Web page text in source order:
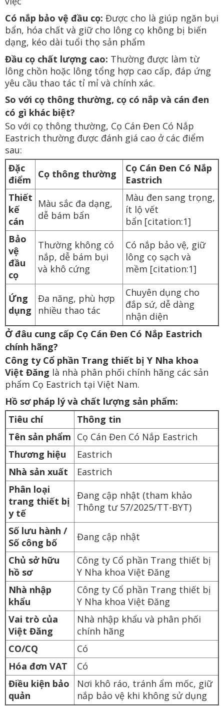
Có nắp bảo vệ đầu cọ: Được cho là giúp ngăn bụi
bẩn, hóa chất và giữ cho lông cọ không bị biến
dạng, kéo dài tuổi thọ sản phẩm
Đầu cọ chất lượng cao: Thường được làm từ
lông chồn hoặc lông tổng hợp cao cấp, đáp ứng
yêu cầu thao tác tỉ mỉ và chính xác.
So với cọ thông thường, cọ có nắp và cán đen
có gì khác biệt?
So với cọ thông thường, Cọ Cán Đen Có Nắp
Eastrich thường được đánh giá cao ở các điểm
sau:
Đặc
điểm
Cọ thông thường
Cọ Cán Đen Có Nắp
Eastrich
Thiết
kế
cán
Màu sắc đa dạng,
dễ bám bẩn
Màu đen sang trọng,
ít lộ vết
bẩn [citation:1]
Bảo
vệ
đầu
cọ
Thường không có
nắp, dễ bám bụi
và khô cứng
Có nắp bảo vệ, giữ
lông cọ sạch và
mềm [citation:1]
Ứng
dụng
Đa năng, phù hợp
nhiều thao tác
Chuyên dụng cho
đắp sứ, dễ dàng
nhận diện
Ở đâu cung cấp Cọ Cán Đen Có Nắp Eastrich
chính hãng?
Công ty Cổ phần Trang thiết bị Y Nha khoa
Việt Đăng là nhà phân phối chính hãng các sản
phẩm Cọ Eastrich tại Việt Nam.
Hồ sơ pháp lý và chất lượng sản phẩm:
Tiêu chí
Thông tin
Tên sản phẩm Cọ Cán Đen Có Nắp Eastrich
Thương hiệu
Eastrich
Nhà sản xuất
Eastrich
Phân loại
trang thiết bị
y tế
Đang cập nhật (tham khảo
Thông tư 57/2025/TT-BYT)
Số lưu hành /
Số công bố
Đang cập nhật
Chủ sở hữu
hồ sơ
Công ty Cổ phần Trang thiết bị
Y Nha khoa Việt Đăng
Nhà nhập
khẩu
Công ty Cổ phần Trang thiết bị
Y Nha khoa Việt Đăng
Vai trò của
Việt Đăng
Nhà nhập khẩu và phân phối
chính hãng
CO/CQ
Có
Hóa đơn VAT
Có
Điều kiện bảo
quản
Nơi khô ráo, tránh ẩm mốc, giữ
nắp bảo vệ khi không sử dụng